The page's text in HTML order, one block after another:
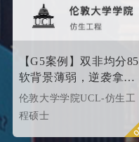
【G5案例】双非均分85
软背景薄弱，逆袭拿下
UCL伦敦大学学院
offer！
伦敦大学学院UCL-仿生工
程硕士